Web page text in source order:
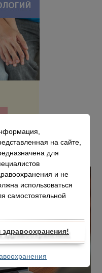
на сайте,
для
и не
использоваться
самостоятельной